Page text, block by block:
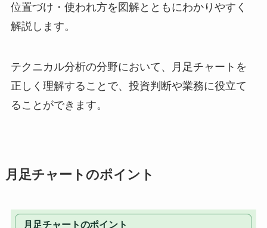
位置づけ・使われ方を図解とともにわかりやすく
解説します。
テクニカル分析の分野において、月足チャートを
正しく理解することで、投資判断や業務に役立て
ることができます。
月足チャートのポイント